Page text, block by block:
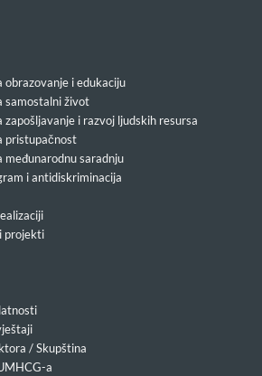
obrazovanje i edukaciju
samostalni život
zapošljavanje i razvoj ljudskih resursa
pristupačnost
međunarodnu saradnju
i antidiskriminacija
projekti
/ Skupština
a